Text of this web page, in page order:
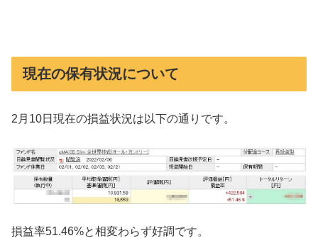
現在の保有状況について
2月10日現在の損益状況は以下の通りです。
損益率51.46%と相変わらず好調です。